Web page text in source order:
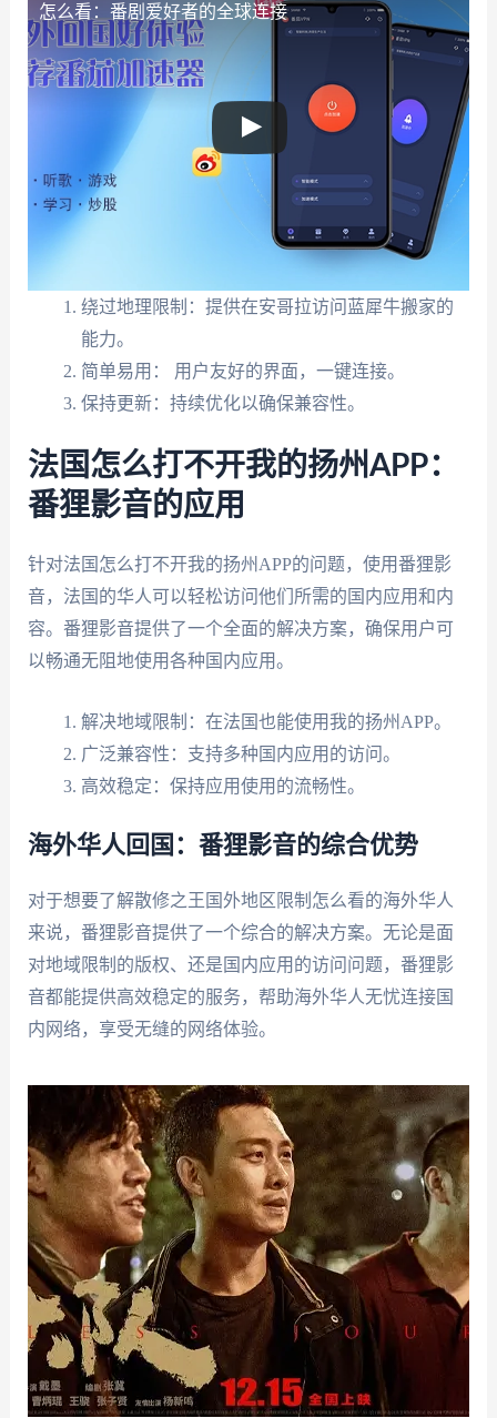
怎么看：番剧爱好者的全球连接
绕过地理限制：提供在安哥拉访问蓝犀牛搬家的
能力。
简单易用： 用户友好的界面，一键连接。
保持更新：持续优化以确保兼容性。
法国怎么打不开我的扬州APP：
番狸影音的应用
针对法国怎么打不开我的扬州APP的问题，使用番狸影
音，法国的华人可以轻松访问他们所需的国内应用和内
容。番狸影音提供了一个全面的解决方案，确保用户可
以畅通无阻地使用各种国内应用。
解决地域限制：在法国也能使用我的扬州APP。
广泛兼容性：支持多种国内应用的访问。
高效稳定：保持应用使用的流畅性。
海外华人回国：番狸影音的综合优势
对于想要了解散修之王国外地区限制怎么看的海外华人
来说，番狸影音提供了一个综合的解决方案。无论是面
对地域限制的版权、还是国内应用的访问问题，番狸影
音都能提供高效稳定的服务，帮助海外华人无忧连接国
内网络，享受无缝的网络体验。